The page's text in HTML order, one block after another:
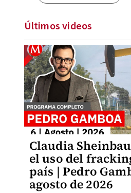
Últimos videos
Claudia
el uso del
país | Pedro
agosto de 2026